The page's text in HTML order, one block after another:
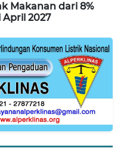
Makanan dari 8%
April 2027